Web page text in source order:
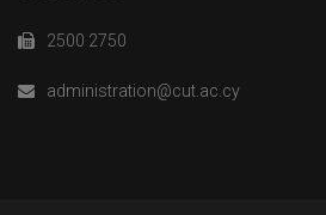
2500 2750
administration@cut.ac.cy